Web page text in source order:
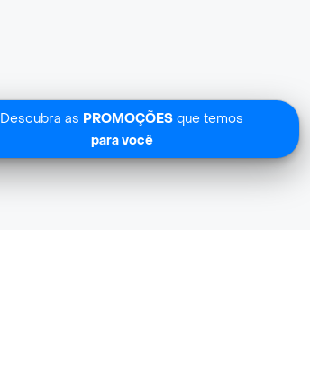
Descubra as PROMOÇÕES que temos
para você